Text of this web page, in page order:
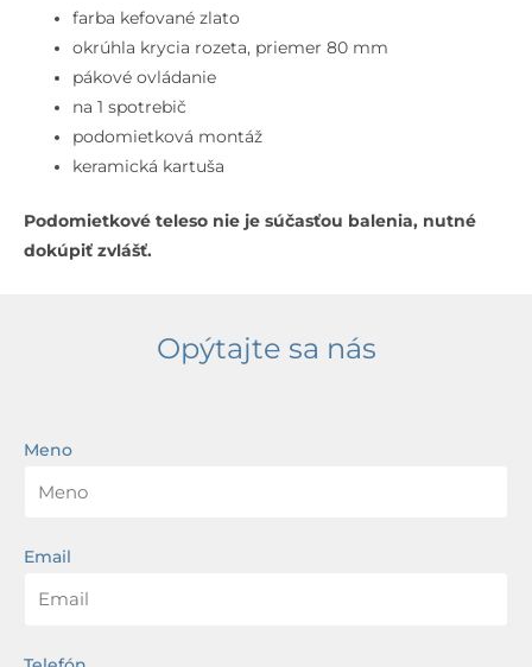
pod
omietku,
kefované
zlato
farba kefované zlato
okrúhla krycia rozeta, priemer 80 mm
pákové ovládanie
na 1 spotrebič
podomietková montáž
keramická kartuša
Podomietkové teleso nie je súčasťou balenia, nutné
dokúpiť zvlášť.
Opýtajte sa nás
Meno
Email